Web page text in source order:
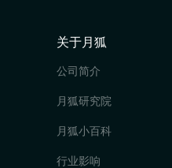
关于月狐
公司简介
月狐研究院
月狐小百科
行业影响